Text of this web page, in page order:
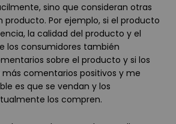
sino que consideran otras
producto. Por ejemplo, si el producto
la calidad del producto y el
los consumidores también
sobre el producto y si los
comentarios positivos y me
es que se vendan y los
los compren.